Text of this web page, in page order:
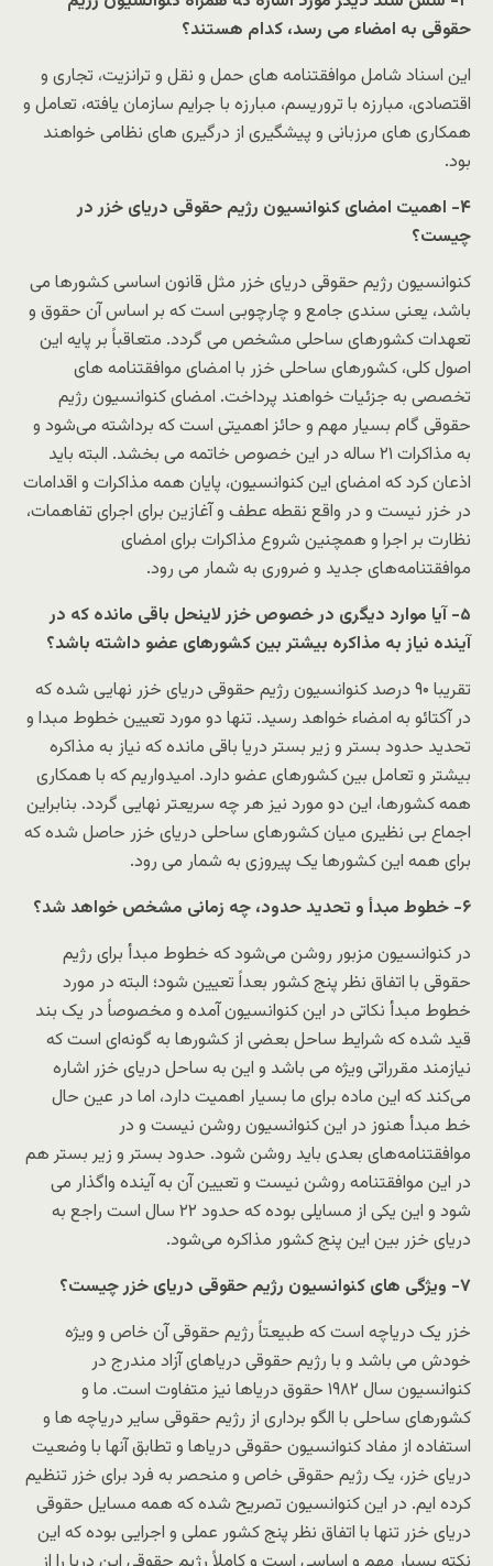
حقوقی به امضاء می رسد، کدام هستند؟
این اسناد شامل موافقتنامه های حمل و نقل و ترانزیت، تجاری و
اقتصادی، مبارزه با تروریسم، مبارزه با جرایم سازمان یافته، تعامل و
همکاری های مرزبانی و پیشگیری از درگیری های نظامی خواهند
بود.
۴- اهمیت امضای کنوانسیون رژیم حقوقی دریای خزر در
چیست؟
کنوانسیون رژیم حقوقی دریای خزر مثل قانون اساسی کشورها می
باشد، یعنی سندی جامع و چارچوبی است که بر اساس آن حقوق و
تعهدات کشورهای ساحلی مشخص می گردد. متعاقباً بر پایه این
اصول کلی، کشورهای ساحلی خزر با امضای موافقتنامه های
تخصصی به جزئیات خواهند پرداخت. امضای کنوانسیون رژیم
حقوقی گام بسیار مهم و حائز اهمیتی است که برداشته می‌شود و
به مذاکرات ۲۱ ساله در این ‌خصوص خاتمه می بخشد. البته باید
اذعان کرد که امضای این کنوانسیون، پایان همه مذاکرات و اقدامات
در خزر نیست و در واقع نقطه عطف و آغازین برای اجرای تفاهمات،
نظارت بر اجرا و همچنین شروع مذاکرات برای امضای
موافقتنامه‌های جدید و ضروری به شمار می رود.
۵- آیا موارد دیگری در خصوص خزر لاینحل باقی مانده که در
آینده نیاز به مذاکره بیشتر بین کشورهای عضو داشته باشد؟
تقریبا ۹۰ درصد کنوانسیون رژیم حقوقی دریای خزر نهایی شده که
در آکتائو به امضاء خواهد رسید. تنها دو مورد تعیین خطوط مبدا و
تحدید حدود بستر و زیر بستر دریا باقی مانده که نیاز به مذاکره
بیشتر و تعامل بین کشورهای عضو دارد. امیدواریم که با همکاری
همه کشورها، این دو مورد نیز هر چه سریعتر نهایی گردد. بنابراین
اجماع بی نظیری میان کشورهای ساحلی دریای خزر حاصل شده که
برای همه این کشورها یک پیروزی به شمار می رود.
۶- خطوط مبدأ و تحدید حدود، چه زمانی مشخص خواهد شد؟
در کنوانسیون مزبور روشن می‌شود که خطوط مبدأ برای رژیم
حقوقی با اتفاق نظر پنج کشور بعداً تعیین شود؛ البته در مورد
خطوط مبدأ نکاتی در این کنوانسیون آمده و مخصوصاً در یک بند
قید شده که شرایط ساحل بعضی از کشورها به گونه‌ای است که
نیازمند مقرراتی ویژه می باشد و این به ساحل دریای خزر اشاره
می‌کند که این ماده برای ما بسیار اهمیت دارد، اما در عین حال
خط مبدأ هنوز در این کنوانسیون روشن نیست و در
موافقتنامه‌های بعدی باید روشن شود. حدود بستر و زیر بستر هم
در این موافقتنامه روشن نیست و تعیین آن به آینده واگذار می
شود و این یکی از مسایلی بوده که حدود ۲۲ سال است راجع به
دریای خزر بین این پنج کشور مذاکره می‌شود.
۷- ویژگی های کنوانسیون رژیم حقوقی دریای خزر چیست؟
خزر یک دریاچه است که طبیعتاً رژیم حقوقی آن خاص و ویژه
خودش می باشد و با رژیم حقوقی دریاهای آزاد مندرج در
کنوانسیون سال ۱۹۸۲ حقوق دریاها نیز متفاوت است. ما و
کشورهای ساحلی با الگو برداری از رژیم حقوقی سایر دریاچه ها و
استفاده از مفاد کنوانسیون حقوقی دریاها و تطابق آنها با وضعیت
دریای خزر، یک رژیم حقوقی خاص و منحصر به فرد برای خزر تنظیم
کرده ایم. در این کنوانسیون تصریح شده که همه مسایل حقوقی
دریای خزر تنها با اتفاق نظر پنج کشور عملی و اجرایی بوده که این